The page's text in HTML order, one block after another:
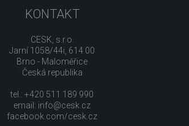
KONTAKT
CESK, s.r.o.
Jarní 1058/44i, 614 00
Brno - Maloměřice
Česká republika
tel.: +420 511 189 990
email: info@cesk.cz
facebook.com/cesk.cz